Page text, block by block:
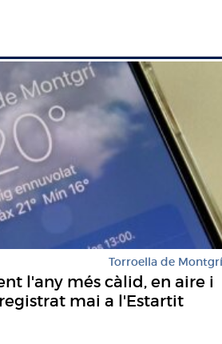
Torroella de Montgrí
l'any més càlid, en aire i
mai a l'Estartit